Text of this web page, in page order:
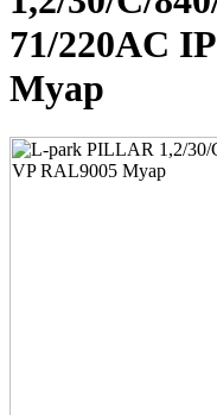
71/220AC
Муар